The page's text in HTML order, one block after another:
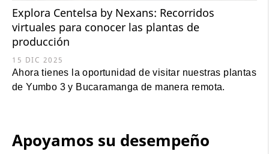
Explora Centelsa by Nexans: Recorridos
virtuales para conocer las plantas de
producción
15 DIC 2025
Ahora tienes la oportunidad de visitar nuestras plantas
de Yumbo 3 y Bucaramanga de manera remota.
Apoyamos su desempeño